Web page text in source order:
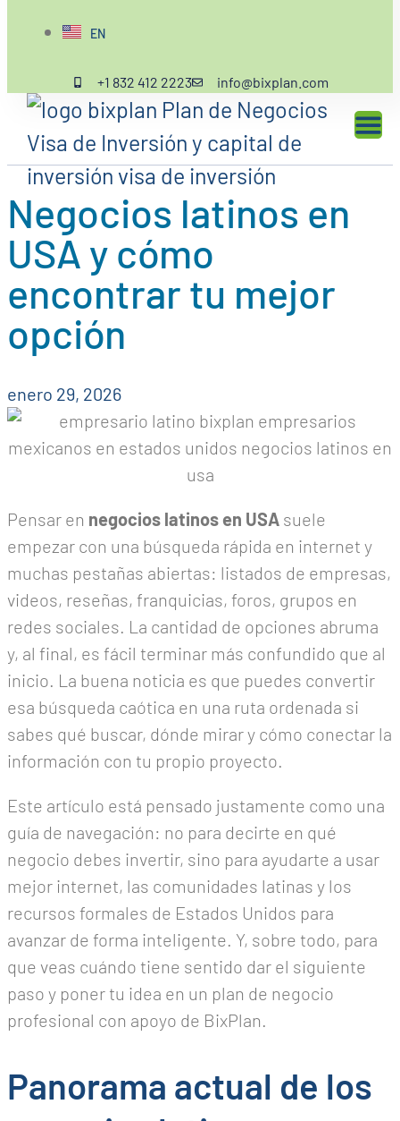
EN
+1 832 412 2223 info@bixplan.com
Negocios latinos en
USA y cómo
encontrar tu mejor
opción
enero 29, 2026
Pensar en negocios latinos en USA suele
empezar con una búsqueda rápida en internet y
muchas pestañas abiertas: listados de empresas,
videos, reseñas, franquicias, foros, grupos en
redes sociales. La cantidad de opciones abruma
y, al final, es fácil terminar más confundido que al
inicio. La buena noticia es que puedes convertir
esa búsqueda caótica en una ruta ordenada si
sabes qué buscar, dónde mirar y cómo conectar la
información con tu propio proyecto.
Este artículo está pensado justamente como una
guía de navegación: no para decirte en qué
negocio debes invertir, sino para ayudarte a usar
mejor internet, las comunidades latinas y los
recursos formales de Estados Unidos para
avanzar de forma inteligente. Y, sobre todo, para
que veas cuándo tiene sentido dar el siguiente
paso y poner tu idea en un plan de negocio
profesional con apoyo de BixPlan.
Panorama actual de los